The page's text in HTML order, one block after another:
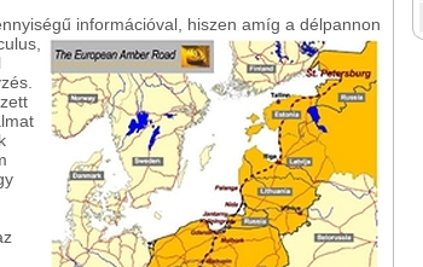
információval, hiszen amíg a délpannon